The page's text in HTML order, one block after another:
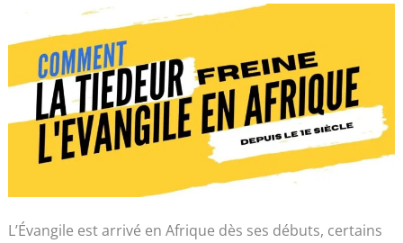
L’Évangile est arrivé en Afrique dès ses débuts, certains
siècle